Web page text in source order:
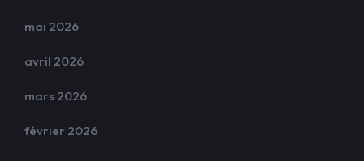
mai 2026
avril 2026
mars 2026
février 2026